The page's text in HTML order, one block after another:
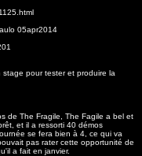
05apr2014
pour tester et produire la
de The Fragile, The Fagile a bel et
et il a ressorti 40 démos
se fera bien à 4, ce qui va
pas rater cette opportunité de
a fait en janvier.